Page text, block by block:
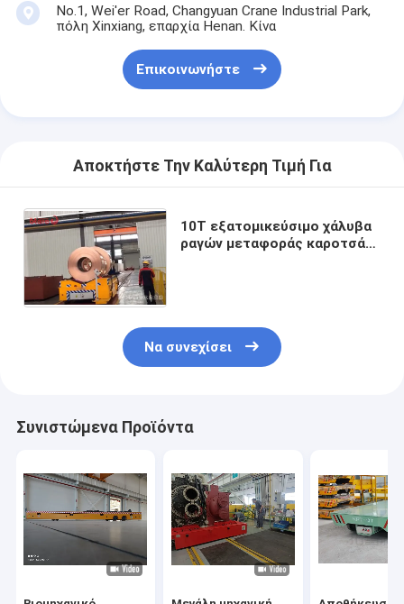
No.1, Wei'er Road, Changyuan Crane Industrial Park,
πόλη Xinxiang, επαρχία Henan. Κίνα
Επικοινωνήστε
Αποκτήστε Την Καλύτερη Τιμή Για
10T εξατομικεύσιμο χάλυβα
ραγών μεταφοράς καροτσάκι
Να συνεχίσει
Συνιστώμενα Προϊόντα